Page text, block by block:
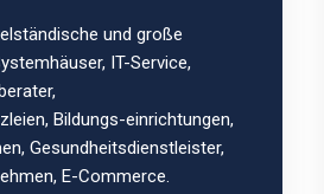
und große
IT-Service,
Bildungs-einrichtungen,
Gesundheitsdienstleister,
E-Commerce.